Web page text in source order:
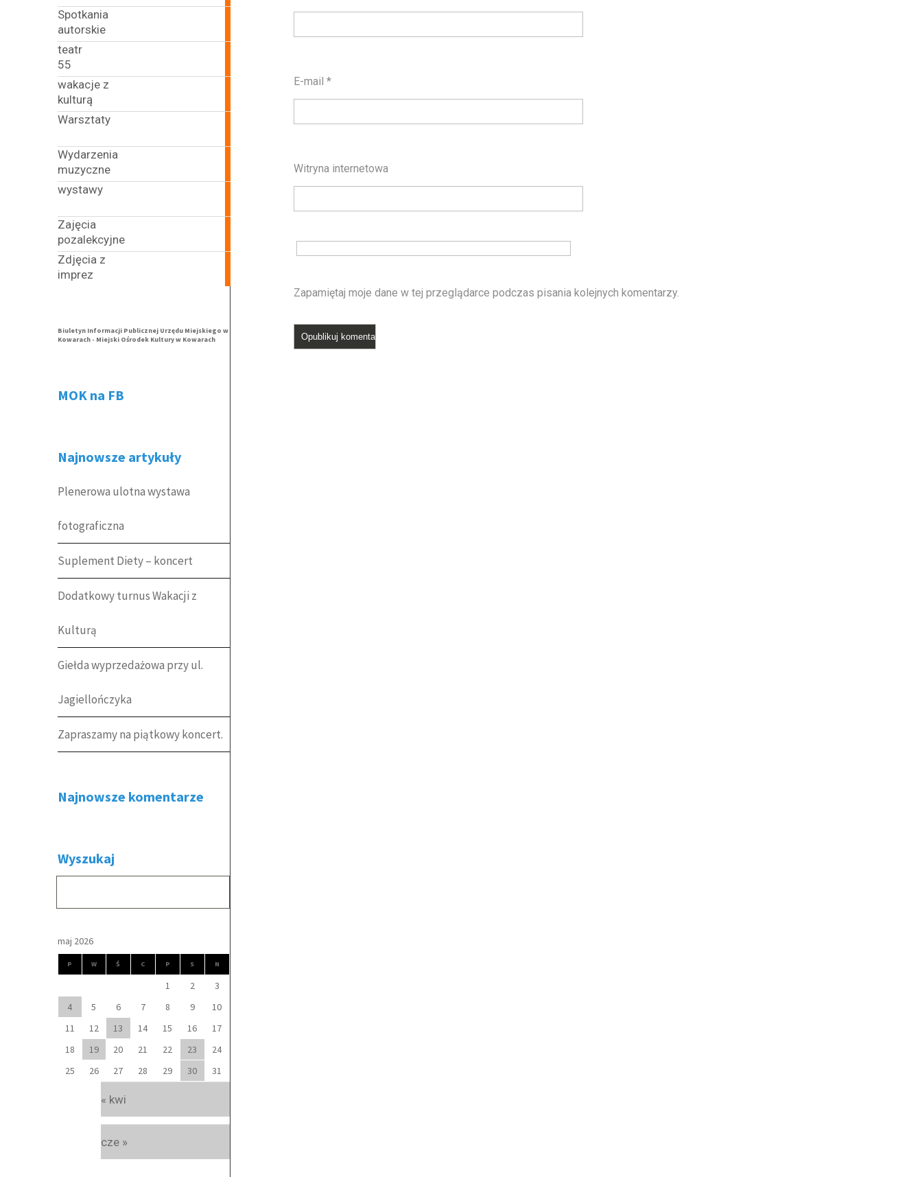
Spotkania
autorskie
teatr
55
wakacje z
kulturą
Warsztaty
Wydarzenia
muzyczne
wystawy
Zajęcia
pozalekcyjne
Zdjęcia z
imprez
Biuletyn Informacji Publicznej Urzędu Miejskiego w
Kowarach - Miejski Ośrodek Kultury w Kowarach
MOK na FB
Najnowsze artykuły
Plenerowa ulotna wystawa
fotograficzna
Suplement Diety – koncert
Dodatkowy turnus Wakacji z
Kulturą
Giełda wyprzedażowa przy ul.
Jagiellończyka
Zapraszamy na piątkowy koncert.
Najnowsze komentarze
Wyszukaj
maj 2026
P W Ś C P S N
1 2
3
4
5 6 7 8 9
10
11
12 13 14 15 16
17
18
19 20 21 22 23
24
25
26 27 28 29 30 31
« kwi
cze »
E-mail *
Witryna internetowa
Zapamiętaj moje dane w tej przeglądarce podczas pisania kolejnych komentarzy.